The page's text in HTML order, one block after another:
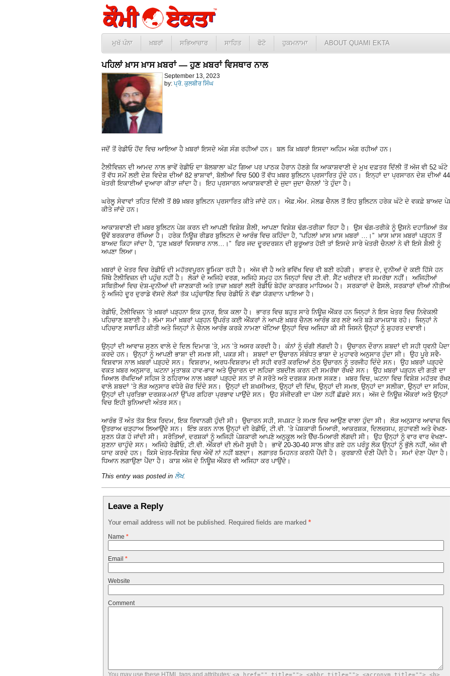
ਮੁਖੱ ਪੰਨਾ ਖ਼ਬਰਾਂ ਸਭਿਆਚਾਰ ਸਾਹਿਤ ਫੋਟੋ ਹੁਕਮਨਾਮਾ ABOUT QUAMI EKTA
ਪਹਿਲਾਂ ਖ਼ਾਸ ਖ਼ਾਸ ਖ਼ਬਰਾਂ — ਹੁਣ ਖ਼ਬਰਾਂ ਵਿਸਥਾਰ ਨਾਲ
September 13, 2023
by: ਪ੍ਰੋ. ਕੁਲਬੀਰ ਸਿੰਘ
ਜਦੋਂ ਤੋਂ ਰੇਡੀਓ ਹੋਂਦ ਵਿਚ ਆਇਆ ਹੈ ਖ਼ਬਰਾਂ ਇਸਦੇ ਅੰਗ ਸੰਗ ਰਹੀਆਂ ਹਨ। ਬਲ ਕਿ ਖ਼ਬਰਾਂ ਇਸਦਾ ਅਹਿਮ ਅੰਗ ਰਹੀਆਂ ਹਨ।
ਟੈਲੀਵਿਜ਼ਨ ਦੀ ਆਮਦ ਨਾਲ ਭਾਵੇਂ ਰੇਡੀਓ ਦਾ ਬੋਲਬਾਲਾ ਘੱਟ ਗਿਆ ਪਰ ਪਾਠਕ ਹੈਰਾਨ ਹੋਣਗੇ ਕਿ ਆਕਾਸ਼ਵਾਣੀ ਦੇ ਮੁਖ ਦਫ਼ਤਰ ਦਿੱਲੀ ਤੋਂ ਅੱਜ ਵੀ 52 ਘੰਟੇ
ਤੋਂ ਵੱਧ ਸਮੇਂ ਲਈ ਦੇਸ਼ ਵਿਦੇਸ਼ ਦੀਆਂ 82 ਭਾਸ਼ਾਵਾਂ, ਬੋਲੀਆਂ ਵਿਚ 500 ਤੋਂ ਵੱਧ ਖ਼ਬਰ ਬੁਲਿਟਨ ਪ੍ਰਸਾਰਿਤ ਹੁੰਦੇ ਹਨ। ਇਨ੍ਹਾਂ ਦਾ ਪ੍ਰਸਾਰਨ ਦੇਸ਼ ਦੀਆਂ 44
ਖੇਤਰੀ ਇਕਾਈਆਂ ਦੁਆਰਾ ਕੀਤਾ ਜਾਂਦਾ ਹੈ। ਇਹ ਪ੍ਰਸਾਰਨ ਆਕਾਸ਼ਵਾਣੀ ਦੇ ਜੁਦਾ ਜੁਦਾ ਚੈਨਲਾਂ ʼਤੇ ਹੁੰਦਾ ਹੈ।
ਘਰੇਲੂ ਸੇਵਾਵਾਂ ਤਹਿਤ ਦਿੱਲੀ ਤੋਂ 89 ਖ਼ਬਰ ਬੁਲਿਟਨ ਪ੍ਰਸਾਰਿਤ ਕੀਤੇ ਜਾਂਦੇ ਹਨ। ਐਫ਼.ਐਮ. ਮੋਲਡ ਚੈਨਲ ਤੋਂ ਇਹ ਬੁਲਿਟਨ ਹਰੇਕ ਘੰਟੇ ਦੇ ਵਕਫ਼ੇ ਬਾਅਦ
ਕੀਤੇ ਜਾਂਦੇ ਹਨ।
ਆਕਾਸ਼ਵਾਣੀ ਦੀ ਖ਼ਬਰ ਬੁਲਿਟਨ ਪੇਸ਼ ਕਰਨ ਦੀ ਆਪਣੀ ਵਿਸ਼ੇਸ਼ ਸ਼ੈਲੀ, ਆਪਣਾ ਵਿਸ਼ੇਸ਼ ਢੰਗ-ਤਰੀਕਾ ਰਿਹਾ ਹੈ। ਉਸ ਢੰਗ-ਤਰੀਕੇ ਨੂੰ ਉਸਨੇ ਦਹਾਕਿਆਂ ਤੱਕ
ਉਵੇਂ ਬਰਕਰਾਰ ਰੱਖਿਆ ਹੈ। ਹਰੇਕ ਨਿਊਜ਼ ਰੀਡਰ ਬੁਲਿਟਨ ਦੇ ਆਰੰਭ ਵਿਚ ਕਹਿੰਦਾ ਹੈ, “ਪਹਿਲਾਂ ਖ਼ਾਸ ਖ਼ਾਸ ਖ਼ਬਰਾਂ …।” ਖ਼ਾਸ ਖ਼ਾਸ ਖ਼ਬਰਾਂ ਪੜ੍ਹਨ ਤੋਂ
ਬਾਅਦ ਕਿਹਾ ਜਾਂਦਾ ਹੈ, “ਹੁਣ ਖ਼ਬਰਾਂ ਵਿਸਥਾਰ ਨਾਲ…।” ਫਿਰ ਜਦ ਦੂਰਦਰਸ਼ਨ ਦੀ ਸ਼ੁਰੂਆਤ ਹੋਈ ਤਾਂ ਇਸਦੇ ਸਾਰੇ ਖੇਤਰੀ ਚੈਨਲਾਂ ਨੇ ਵੀ ਇਸੇ ਸ਼ੈਲੀ ਨੂੰ
ਅਪਣਾ ਲਿਆ।
ਖ਼ਬਰਾਂ ਦੇ ਖੇਤਰ ਵਿਚ ਰੇਡੀਓ ਦੀ ਮਹੱਤਵਪੂਰਨ ਭੂਮਿਕਾ ਰਹੀ ਹੈ। ਅੱਜ ਵੀ ਹੈ ਅਤੇ ਭਵਿੱਖ ਵਿਚ ਵੀ ਬਣੀ ਰਹੇਗੀ। ਭਾਰਤ ਦੇ, ਦੁਨੀਆਂ ਦੇ ਕਈ ਹਿੱਸੇ ਹਨ
ਜਿੱਥੇ ਟੈਲੀਵਿਜ਼ਨ ਦੀ ਪਹੁੰਚ ਨਹੀਂ ਹੈ। ਲੋਕਾਂ ਦੇ ਅਜਿਹੇ ਵਰਗ, ਅਜਿਹੇ ਸਮੂਹ ਹਨ ਜਿਨ੍ਹਾਂ ਵਿਚ ਟੀ.ਵੀ. ਸੈੱਟ ਖਰੀਦਣ ਦੀ ਸਮਰੱਥਾ ਨਹੀਂ। ਅਜਿਹੀਆਂ
ਸਥਿਤੀਆਂ ਵਿਚ ਦੇਸ਼-ਦੁਨੀਆਂ ਦੀ ਜਾਣਕਾਰੀ ਅਤੇ ਤਾਜ਼ਾ ਖ਼ਬਰਾਂ ਲਈ ਰੇਡੀਓ ਬੇਹੱਦ ਕਾਰਗਰ ਮਾਧਿਅਮ ਹੈ। ਸਰਕਾਰਾਂ ਦੇ ਫੈਸਲੇ, ਸਰਕਾਰਾਂ ਦੀਆਂ
ਨੂੰ ਅਜਿਹੇ ਦੂਰ ਦੁਰਾਡੇ ਵੱਸਦੇ ਲੋਕਾਂ ਤੱਕ ਪਹੁੰਚਾੳਣ ਵਿਚ ਰੇਡੀਓ ਨੇ ਵੱਡਾ ਯੋਗਦਾਨ ਪਾਇਆ ਹੈ।
ਰੇਡੀਓ, ਟੈਲੀਵਿਜ਼ਨ ʼਤੇ ਖ਼ਬਰਾਂ ਪੜ੍ਹਨਾ ਇਕ ਹੁਨਰ, ਇਕ ਕਲਾ ਹੈ। ਭਾਰਤ ਵਿਚ ਬਹੁਤ ਸਾਰੇ ਨਿਊਜ਼ ਐਂਕਰ ਹਨ ਜਿਨ੍ਹਾਂ ਨੇ ਇਸ ਖੇਤਰ ਵਿਚ ਨਿਵੇਕਲੀ
ਪਹਿਚਾਣ ਬਣਾਈ ਹੈ। ਲੰਮਾ ਸਮਾਂ ਖ਼ਬਰਾਂ ਪੜ੍ਹਨ ਉਪਰੰਤ ਕਈ ਐਂਕਰਾਂ ਨੇ ਆਪਣੇ ਖ਼ਬਰ ਚੈਨਲ ਆਰੰਭ ਕਰ ਲਏ ਅਤੇ ਬੜੇ ਕਾਮਯਾਬ ਰਹੇ। ਜਿਨ੍ਹਾਂ ਨੇ
ਪਹਿਚਾਣ ਸਥਾਪਿਤ ਕੀਤੀ ਅਤੇ ਜਿਨ੍ਹਾਂ ਨੇ ਚੈਨਲ ਆਰੰਭ ਕਰਕੇ ਨਾਮਣਾ ਖੱਟਿਆ ਉਨ੍ਹਾਂ ਵਿਚ ਅਜਿਹਾ ਕੀ ਸੀ ਜਿਸਨੇ ਉਨ੍ਹਾਂ ਨੂੰ ਸ਼ੁਹਰਤ ਦਵਾਈ।
ਉਨ੍ਹਾਂ ਦੀ ਆਵਾਜ਼ ਸੁਣਨ ਵਾਲੇ ਦੇ ਦਿਲ ਦਿਮਾਗ ʼਤੇ, ਮਨ ʼਤੇ ਅਸਰ ਕਰਦੀ ਹੈ। ਕੰਨਾਂ ਨੂੰ ਚੰਗੀ ਲੱਗਦੀ ਹੈ। ਉਚਾਰਨ ਦੌਰਾਨ ਸ਼ਬਦਾਂ ਦੀ ਸਹੀ ਧ੍ਵਨੀ ਪੈਦਾ
ਕਰਦੇ ਹਨ। ਉਨ੍ਹਾਂ ਨੂੰ ਆਪਣੀ ਭਾਸ਼ਾ ਦੀ ਸਮਝ ਸੀ, ਪਕੜ ਸੀ। ਸ਼ਬਦਾਂ ਦਾ ਉਚਾਰਨ ਸੰਬੰਧਤ ਭਾਸ਼ਾ ਦੇ ਮੁਹਾਵਰੇ ਅਨੁਸਾਰ ਹੁੰਦਾ ਸੀ। ਉਹ ਪੂਰੇ ਸਵੈ-
ਵਿਸ਼ਵਾਸ ਨਾਲ ਖ਼ਬਰਾਂ ਪੜ੍ਹਦੇ ਸਨ। ਵਿਸ਼ਰਾਮ, ਅਰਧ-ਵਿਸ਼ਰਾਮ ਦੀ ਸਹੀ ਵਰਤੋਂ ਕਰਦਿਆਂ ਠੇਠ ਉਚਾਰਨ ਨੂੰ ਤਰਜੀਹ ਦਿੰਦੇ ਸਨ। ਉਹ ਖ਼ਬਰਾਂ ਪੜ੍ਹਦੇ
ਵਕਤ ਖ਼ਬਰ ਅਨੁਸਾਰ, ਘਟਨਾ ਮੁਤਾਬਕ ਹਾਵ-ਭਾਵ ਅਤੇ ਉਚਾਰਨ ਦਾ ਲਹਿਜ਼ਾ ਤਬਦੀਲ ਕਰਨ ਦੀ ਸਮਰੱਥਾ ਰੱਖਦੇ ਸਨ। ਉਹ ਖ਼ਬਰਾਂ ਪੜ੍ਹਨ ਦੀ ਗਤੀ ਦਾ
ਖਿਆਲ ਰੱਖਦਿਆਂ ਸਹਿਜ ਤੇ ਠਹਿਰਾਅ ਨਾਲ ਖ਼ਬਰਾਂ ਪੜ੍ਹਦੇ ਸਨ ਤਾਂ ਜੋ ਸਰੋਤੇ ਅਤੇ ਦਰਸ਼ਕ ਸਮਝ ਸਕਣ। ਖ਼ਬਰ ਵਿਚ, ਘਟਨਾ ਵਿਚ ਵਿਸ਼ੇਸ਼ ਮਹੱਤਵ
ਵਾਲੇ ਸ਼ਬਦਾਂ ʼਤੇ ਲੋੜ ਅਨੁਸਾਰ ਵਧੇਰੇ ਜ਼ੋਰ ਦਿੰਦੇ ਸਨ। ਉਨ੍ਹਾਂ ਦੀ ਸ਼ਖਸੀਅਤ, ਉਨ੍ਹਾਂ ਦੀ ਦਿੱਖ, ਉਨ੍ਹਾਂ ਦੀ ਸਮਝ, ਉਨ੍ਹਾਂ ਦਾ ਸਲੀਕਾ, ਉਨ੍ਹਾਂ ਦਾ ਸਹਿਜ,
ਉਨ੍ਹਾਂ ਦੀ ਪ੍ਰਤਿਭਾ ਦਰਸ਼ਕ-ਮਨਾਂ ਉੱਪਰ ਗਹਿਰਾ ਪ੍ਰਭਾਵ ਪਾਉਂਦੇ ਸਨ। ਉਹ ਸੰਜੀਦਗੀ ਦਾ ਪੱਲਾ ਨਹੀਂ ਛੱਡਦੇ ਸਨ। ਅੱਜ ਦੇ ਨਿਊਜ਼ ਐਂਕਰਾਂ ਅਤੇ ਉਨ੍ਹਾਂ
ਵਿਚ ਇਹੀ ਬੁਨਿਆਦੀ ਅੰਤਰ ਸਨ।
ਆਰੰਭ ਤੋਂ ਅੰਤ ਤੱਕ ਇਕ ਰਿਦਮ, ਇਕ ਰਿਵਾਨਗੀ ਹੁੰਦੀ ਸੀ। ਉਚਾਰਨ ਸਹੀ, ਸਪਸ਼ਟ ਤੇ ਸਮਝ ਵਿਚ ਆਉਣ ਵਾਲਾ ਹੁੰਦਾ ਸੀ। ਲੋੜ ਅਨੁਸਾਰ ਆਵਾਜ਼
ਉਤਰਾਅ ਚੜ੍ਹਾਅ ਲਿਆਉਂਦੇ ਸਨ। ਇੰਝ ਕਰਨ ਨਾਲ ਉਨ੍ਹਾਂ ਦੀ ਰੇਡੀਓ, ਟੀ.ਵੀ. ʼਤੇ ਪੇਸ਼ਕਾਰੀ ਮਿਆਰੀ, ਆਕਰਸ਼ਕ, ਦਿਲਚਸਪ, ਸੁਹਾਵਣੀ ਅਤੇ ਵੇਖਣ-
ਸੁਣਨ ਯੋਗ ਹੋ ਜਾਂਦੀ ਸੀ। ਸਰੋਤਿਆਂ, ਦਰਸ਼ਕਾਂ ਨੂੰ ਅਜਿਹੀ ਪੇਸ਼ਕਾਰੀ ਆਪਣੇ ਅਨੁਕੂਲ ਅਤੇ ੳੱਚ-ਮਿਆਰੀ ਲੱਗਦੀ ਸੀ। ਉਹ ਉਨ੍ਹਾਂ ਨੂੰ ਵਾਰ ਵਾਰ ਵੇਖਣਾ-
ਸੁਣਨਾ ਚਾਹੁੰਦੇ ਸਨ। ਅਜਿਹੇ ਰੇਡੀਓ, ਟੀ.ਵੀ. ਐਂਕਰਾਂ ਦੀ ਲੰਮੀ ਸੂਚੀ ਹੈ। ਭਾਵੇਂ 20-30-40 ਸਾਲ ਬੀਤ ਗਏ ਹਨ ਪਰੰਤੂ ਲੋਕ ਉਨ੍ਹਾਂ ਨੂੰ ਭੁੱਲੇ ਨਹੀਂ, ਅੱਜ ਵੀ
ਯਾਦ ਕਰਦੇ ਹਨ। ਕਿਸੇ ਖੇਤਰ-ਵਿਸ਼ੇਸ਼ ਵਿਚ ਐਵੇਂ ਨਾਂ ਨਹੀਂ ਬਣਦਾ। ਲਗਾਤਰ ਮਿਹਨਤ ਕਰਨੀ ਪੈਂਦੀ ਹੈ। ਕੁਰਬਾਨੀ ਦੇਣੀ ਪੈਂਦੀ ਹੈ। ਸਮਾਂ ਦੇਣਾ ਪੈਂਦਾ ਹੈ।
ਧਿਆਨ ਲਗਾਉਣਾ ਪੈਂਦਾ ਹੈ। ਕਾਸ਼ ਅੱਜ ਦੇ ਨਿਊਜ਼ ਐਂਕਰ ਵੀ ਅਜਿਹਾ ਕਰ ਪਾਉਂਦੇ।
This entry was posted in ਲੇਖ.
Leave a Reply
Your email address will not be published. Required fields are marked *
Name *
Email *
Website
Comment
You may use these HTML tags and attributes: